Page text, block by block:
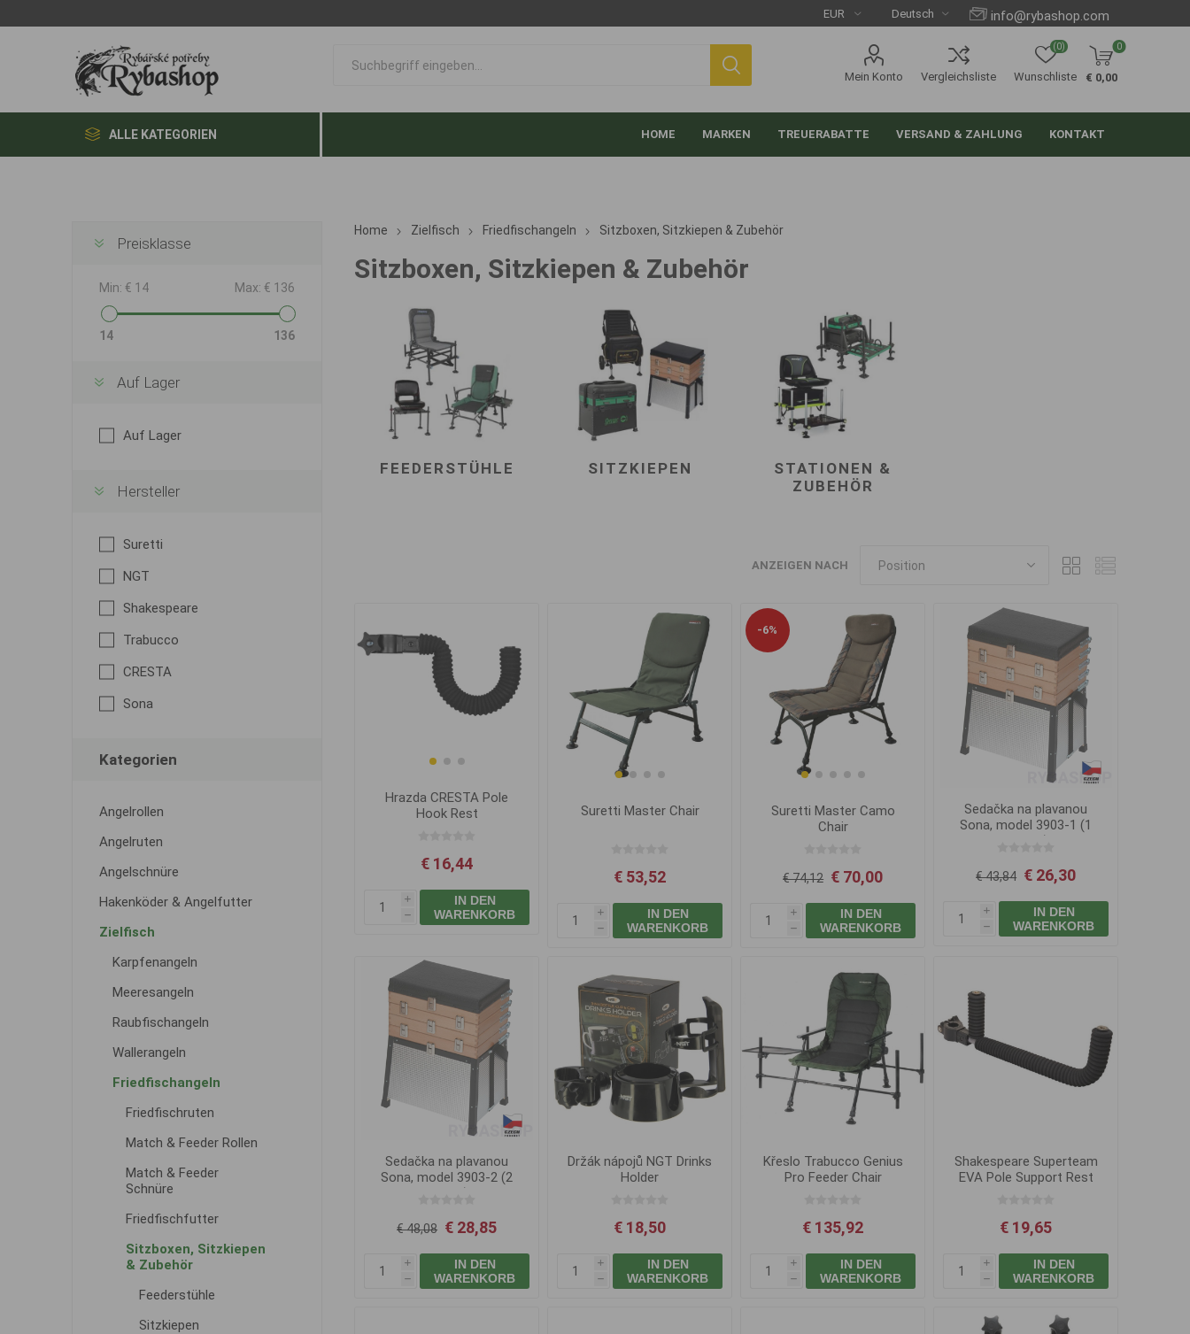
info@rybashop.com
Mein Konto Vergleichsliste Wunschliste
(0) 0
€ 0,00
ALLE KATEGORIEN HOME MARKEN TREUERABATTE VERSAND & ZAHLUNG KONTAKT
Home Zielfisch Friedfischangeln Sitzboxen, Sitzkiepen & Zubehör
Sitzboxen, Sitzkiepen & Zubehör
FEEDERSTÜHLE SITZKIEPEN
STATIONEN &
ZUBEHÖR
ANZEIGEN NACH
Hrazda CRESTA Pole
Hook Rest
€ 16,44
i
h
IN DEN
WARENKORB
Suretti Master Chair
€ 53,52
i
h
IN DEN
WARENKORB
-6%
Suretti Master Camo
Chair
€ 74,12 € 70,00
i
h
IN DEN
WARENKORB
Sedačka na plavanou
Sona, model 3903-1 (1
kazeta)
€ 43,84 € 26,30
i
h
IN DEN
WARENKORB
Sedačka na plavanou
Sona, model 3903-2 (2
kazety)
€ 48,08 € 28,85
i
h
IN DEN
WARENKORB
Držák nápojů NGT Drinks
Holder
€ 18,50
i
h
IN DEN
WARENKORB
Křeslo Trabucco Genius
Pro Feeder Chair
€ 135,92
i
h
IN DEN
WARENKORB
Shakespeare Superteam
EVA Pole Support Rest
€ 19,65
i
h
IN DEN
WARENKORB
Preisklasse
Min: € 14 Max: € 136
14 136
Auf Lager
Auf Lager
Hersteller
Suretti
NGT
Shakespeare
Trabucco
CRESTA
Sona
Kategorien
Angelrollen
Angelruten
Angelschnüre
Hakenköder & Angelfutter
Zielfisch
Karpfenangeln
Meeresangeln
Raubfischangeln
Wallerangeln
Friedfischangeln
Friedfischruten
Match & Feeder Rollen
Match & Feeder
Schnüre
Friedfischfutter
Sitzboxen, Sitzkiepen
& Zubehör
Feederstühle
Sitzkiepen